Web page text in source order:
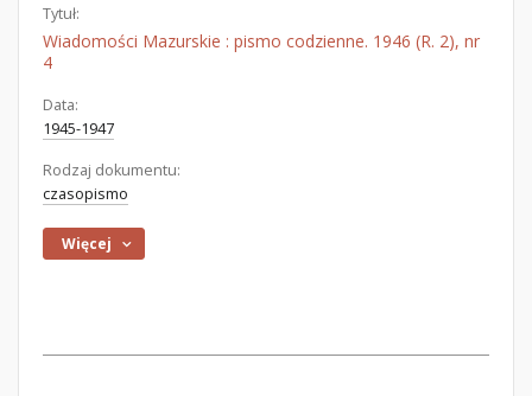
Tytuł:
Wiadomości Mazurskie : pismo codzienne. 1946 (R. 2), nr
4
Data:
1945-1947
Rodzaj dokumentu:
czasopismo
Więcej